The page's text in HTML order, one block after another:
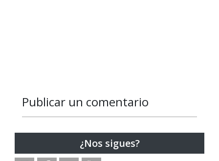
Publicar un comentario
¿Nos sigues?